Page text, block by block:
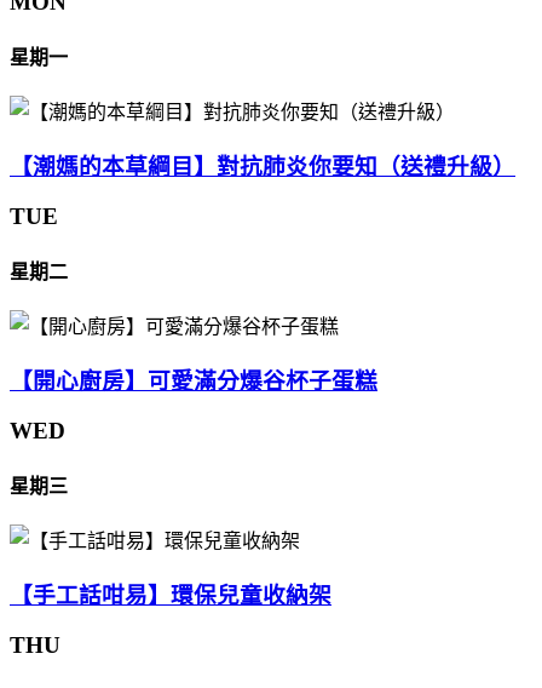
星期一
【潮媽的本草綱目】對抗肺炎你要知（送禮升級）
TUE
星期二
【開心廚房】可愛滿分爆谷杯子蛋糕
WED
星期三
【手工話咁易】環保兒童收納架
THU